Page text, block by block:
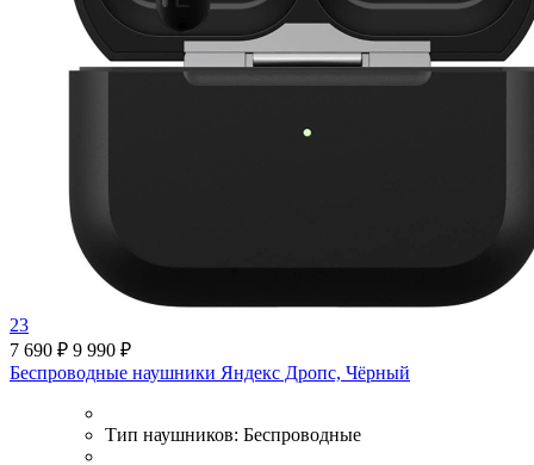
23
7 690 ₽ 9 990 ₽
Беспроводные наушники Яндекс Дропс, Чёрный
Тип наушников: Беспроводные